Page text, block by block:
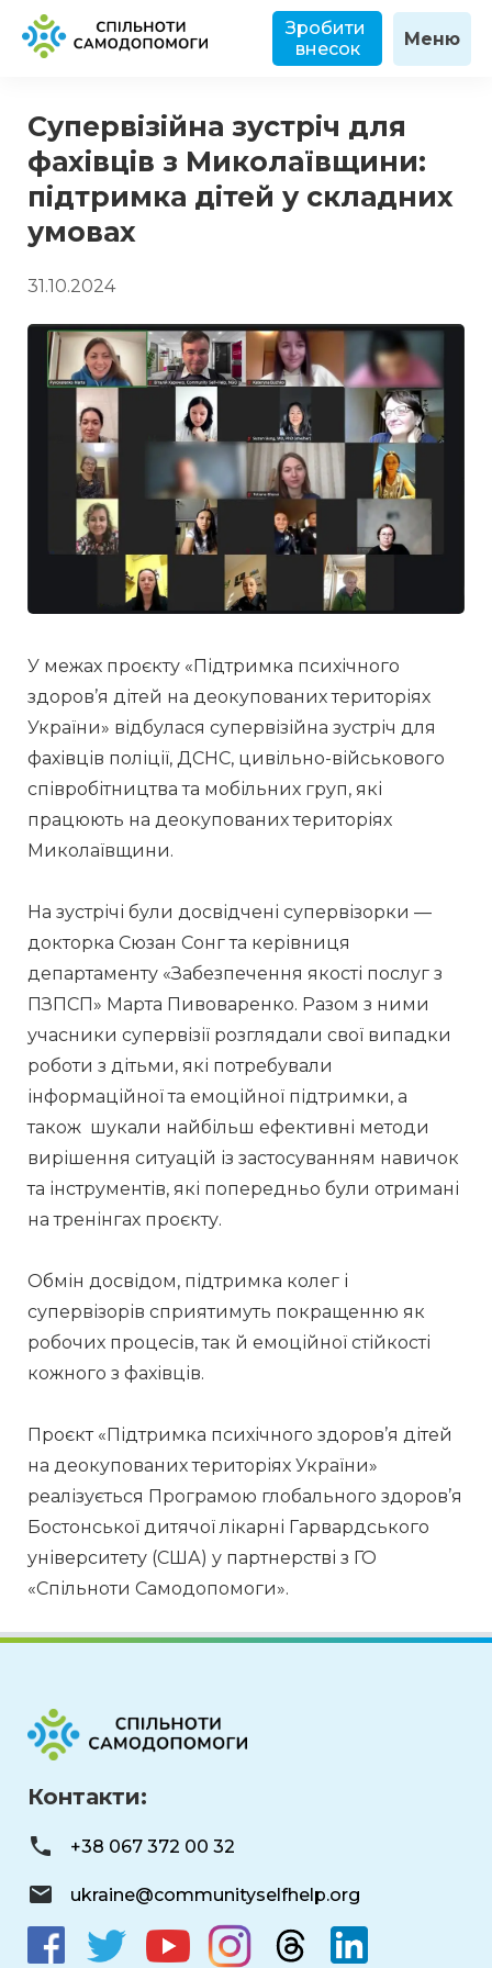
Зробити
внесок
Меню
Супервізійна зустріч для
фахівців з Миколаївщини:
підтримка дітей у складних
умовах
31.10.2024
У межах проєкту «Підтримка психічного
здоров’я дітей на деокупованих територіях
України» відбулася супервізійна зустріч для
фахівців поліції, ДСНС, цивільно-військового
співробітництва та мобільних груп, які
працюють на деокупованих територіях
Миколаївщини.
На зустрічі були досвідчені супервізорки —
докторка Сюзан Сонг та керівниця
департаменту «Забезпечення якості послуг з
ПЗПСП» Марта Пивоваренко. Разом з ними
учасники супервізії розглядали свої випадки
роботи з дітьми, які потребували
інформаційної та емоційної підтримки, а
також  шукали найбільш ефективні методи
вирішення ситуацій із застосуванням навичок
та інструментів, які попередньо були отримані
на тренінгах проєкту.
Обмін досвідом, підтримка колег і
супервізорів сприятимуть покращенню як
робочих процесів, так й емоційної стійкості
кожного з фахівців.
Проєкт «Підтримка психічного здоров’я дітей
на деокупованих територіях України»
реалізується Програмою глобального здоров’я
Бостонської дитячої лікарні Гарвардського
університету (США) у партнерстві з ГО
«Спільноти Самодопомоги».
Контакти:
+38 067 372 00 32
ukraine@communityselfhelp.org